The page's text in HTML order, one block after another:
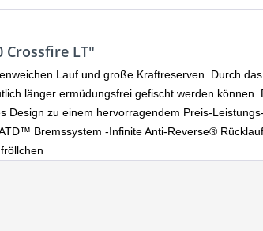
LT"
Lauf und große Kraftreserven. Durch
länger ermüdungsfrei gefischt werden
Design zu einem hervorragendem Preis-
Bremssystem -Infinite Anti-Reverse®